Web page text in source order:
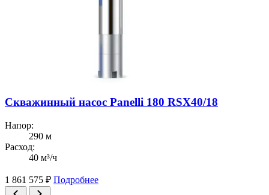
Скважинный насос Panelli 180 RSX40/18
Напор:
290 м
Расход:
40 м³/ч
1 861 575 ₽ Подробнее